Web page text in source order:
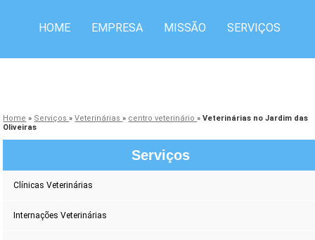
HOME EMPRESA MISSÃO SERVIÇOS
Home » Serviços»Veterinárias» centro veterinário»Veterinárias no Jardim das
Oliveiras
Serviços
Clínicas Veterinárias
Internações Veterinárias